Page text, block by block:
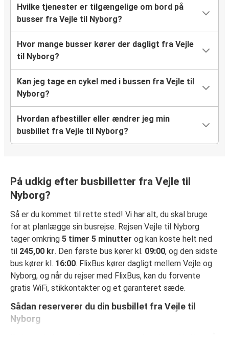
Hvilke tjenester er tilgængelige om bord på
busser fra Vejle til Nyborg?
Hvor mange busser kører der dagligt fra Vejle
til Nyborg?
Kan jeg tage en cykel med i bussen fra Vejle til
Nyborg?
Hvordan afbestiller eller ændrer jeg min
busbillet fra Vejle til Nyborg?
På udkig efter busbilletter fra Vejle til
Nyborg?
Så er du kommet til rette sted! Vi har alt, du skal bruge
for at planlægge sin busrejse. Rejsen Vejle til Nyborg
tager omkring 5 timer 5 minutter og kan koste helt ned
til 245,00 kr. Den første bus kører kl. 09:00, og den sidste
bus kører kl. 16:00. FlixBus kører dagligt mellem Vejle og
Nyborg, og når du rejser med FlixBus, kan du forvente
gratis WiFi, stikkontakter og et garanteret sæde.
Sådan reserverer du din busbillet fra Vejle til
Nyborg